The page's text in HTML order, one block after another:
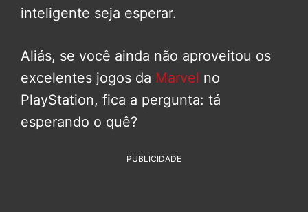
inteligente seja esperar.
Aliás, se você ainda não aproveitou os
excelentes jogos da Marvel no
PlayStation, fica a pergunta: tá
esperando o quê?
PUBLICIDADE